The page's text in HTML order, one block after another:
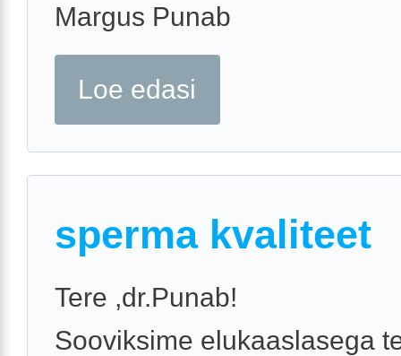
Margus Punab
Loe edasi
sperma kvaliteet
Tere ,dr.Punab!
Sooviksime elukaaslasega